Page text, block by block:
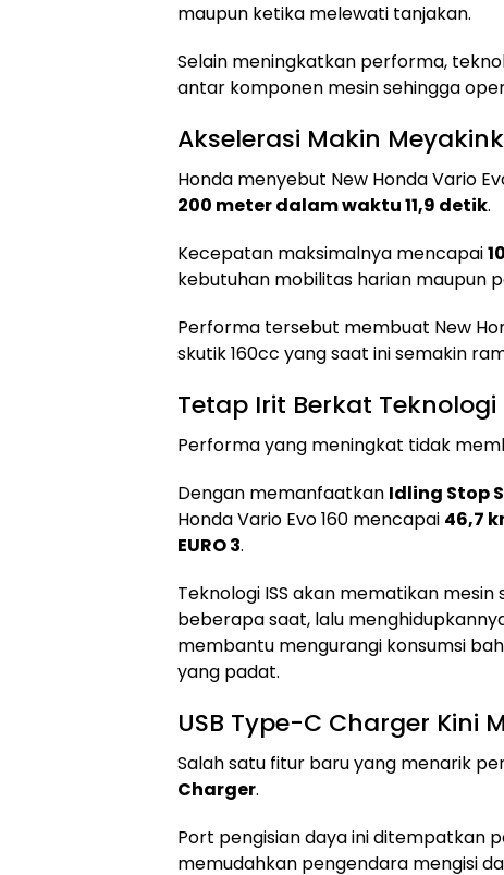
maupun ketika melewati tanjakan.
Selain meningkatkan performa,
antar komponen mesin sehingga
Akselerasi Makin
Honda menyebut New Honda Vario
200 meter dalam waktu 11,9 detik.
Kecepatan maksimalnya mencapai
kebutuhan mobilitas harian maupun
Performa tersebut membuat New
skutik 160cc yang saat ini semakin
Tetap Irit Berkat Teknologi
Performa yang meningkat tidak
Dengan memanfaatkan Idling Stop
Honda Vario Evo 160 mencapai 46,7
EURO 3.
Teknologi ISS akan mematikan
beberapa saat, lalu
membantu mengurangi konsumsi
yang padat.
USB Type-C Charger Kini
Salah satu fitur baru yang menarik
Charger.
Port pengisian daya ini ditempatkan
memudahkan pengendara mengisi